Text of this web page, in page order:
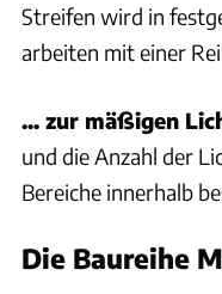
Streifen wird in
arbeiten mit einer
... zur mäßigen
und die Anzahl der
Bereiche innerhalb
Die Baureihe